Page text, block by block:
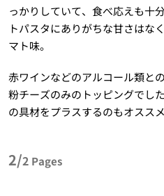
っかりしていて、食べ応えも十
トパスタにありがちな甘さはな
マト味。
赤ワインなどのアルコール類と
粉チーズのみのトッピングでし
の具材をプラスするのもオススメ
2/2 Pages